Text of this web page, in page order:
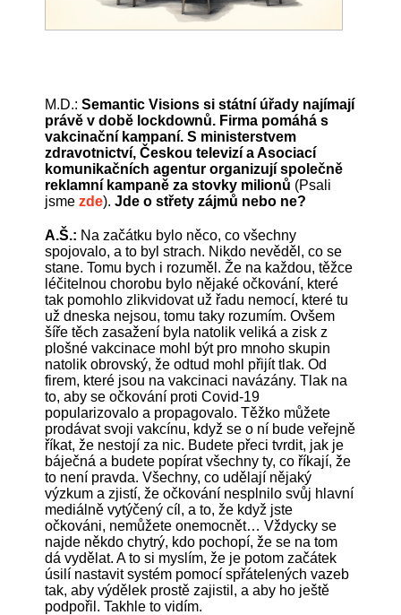
M.D.: Semantic Visions si státní úřady najímají
právě v době lockdownů. Firma pomáhá s
vakcinační kampaní. S ministerstvem
zdravotnictví, Českou televizí a Asociací
komunikačních agentur organizují společně
reklamní kampaně za stovky milionů (Psali
jsme zde). Jde o střety zájmů nebo ne?
A.Š.: Na začátku bylo něco, co všechny
spojovalo, a to byl strach. Nikdo nevěděl, co se
stane. Tomu bych i rozuměl. Že na každou, těžce
léčitelnou chorobu bylo nějaké očkování, které
tak pomohlo zlikvidovat už řadu nemocí, které tu
už dneska nejsou, tomu taky rozumím. Ovšem
šíře těch zasažení byla natolik veliká a zisk z
plošné vakcinace mohl být pro mnoho skupin
natolik obrovský, že odtud mohl přijít tlak. Od
firem, které jsou na vakcinaci navázány. Tlak na
to, aby se očkování proti Covid-19
popularizovalo a propagovalo. Těžko můžete
prodávat svoji vakcínu, když se o ní bude veřejně
říkat, že nestojí za nic. Budete přeci tvrdit, jak je
báječná a budete popírat všechny ty, co říkají, že
to není pravda. Všechny, co udělají nějaký
výzkum a zjistí, že očkování nesplnilo svůj hlavní
mediálně vytýčený cíl, a to, že když jste
očkováni, nemůžete onemocnět… Vždycky se
najde někdo chytrý, kdo pochopí, že se na tom
dá vydělat. A to si myslím, že je potom začátek
úsilí nastavit systém pomocí spřátelených vazeb
tak, aby výdělek prostě zajistil, a aby ho ještě
podpořil. Takhle to vidím.